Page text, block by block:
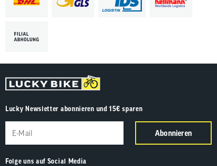
Lucky Newsletter abonnieren und 15€ sparen
Abonnieren
Folge uns auf Social Media